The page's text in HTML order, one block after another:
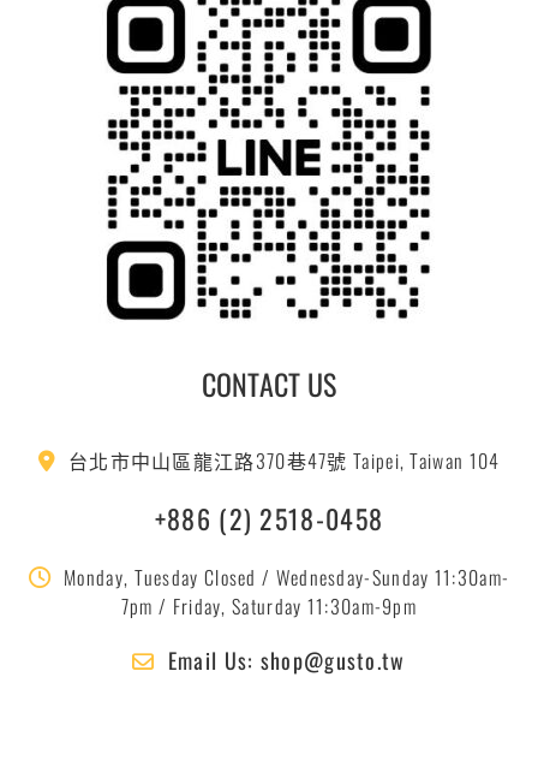
CONTACT US
台北市中山區龍江路370巷47號 Taipei, Taiwan 104
+886 (2) 2518-0458
Monday, Tuesday Closed / Wednesday-Sunday 11:30am-
7pm / Friday, Saturday 11:30am-9pm
Email Us: shop@gusto.tw